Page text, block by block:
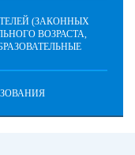
(ЗАКОННЫХ
ВОЗРАСТА,